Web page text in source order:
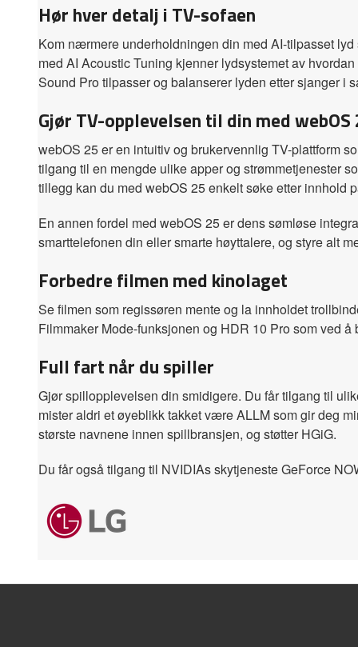
Hør hver detalj i TV-sofaen
Kom nærmere underholdningen din med AI-tilpasset
med AI Acoustic Tuning kjenner lydsystemet av
Sound Pro tilpasser og balanserer lyden etter sjanger i
Gjør TV-opplevelsen til din med webOS
webOS 25 er en intuitiv og brukervennlig TV-plattform
tilgang til en mengde ulike apper og strømmetjenester
tillegg kan du med webOS 25 enkelt søke etter innhold
En annen fordel med webOS 25 er dens sømløse
smarttelefonen din eller smarte høyttalere, og styre alt
Forbedre filmen med kinolaget
Se filmen som regissøren mente og la innholdet
Filmmaker Mode-funksjonen og HDR 10 Pro som ved
Full fart når du spiller
Gjør spillopplevelsen din smidigere. Du får tilgang til
mister aldri et øyeblikk takket være ALLM som gir deg
største navnene innen spillbransjen, og støtter HGiG.
Du får også tilgang til NVIDIAs skytjeneste GeForce